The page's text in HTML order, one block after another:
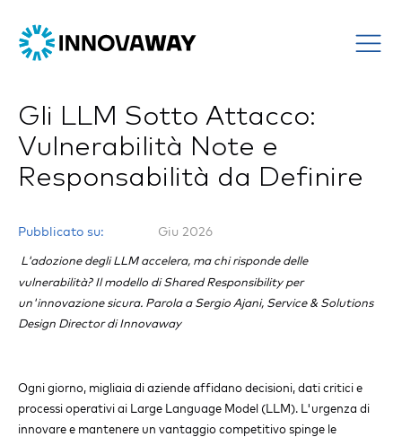
Gli LLM Sotto Attacco:
Vulnerabilità Note e
Responsabilità da Definire
Pubblicato su: Giu 2026
L'adozione degli LLM accelera, ma chi risponde delle
vulnerabilità? Il modello di Shared Responsibility per
un'innovazione sicura. Parola a Sergio Ajani, Service & Solutions
Design Director di Innovaway
Ogni giorno, migliaia di aziende affidano decisioni, dati critici e
processi operativi ai Large Language Model (LLM). L'urgenza di
innovare e mantenere un vantaggio competitivo spinge le